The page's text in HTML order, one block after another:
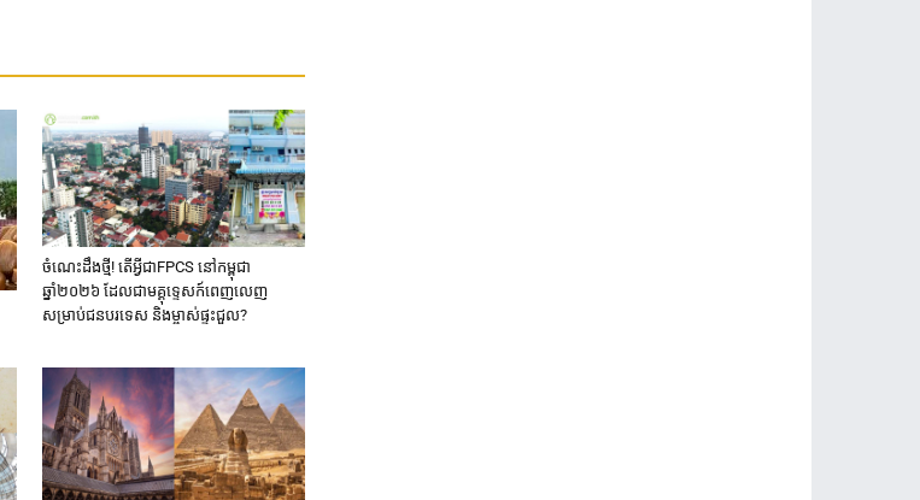
ចំណេះដឹងថ្មី! តើអ្វីជាFPCS នៅកម្ពុជា
ឆ្នាំ២០២៦ ដែលជាមគ្គុទ្ទេសក៍ពេញលេញ
សម្រាប់ជនបរទេស និងម្ចាស់ផ្ទះជួល?